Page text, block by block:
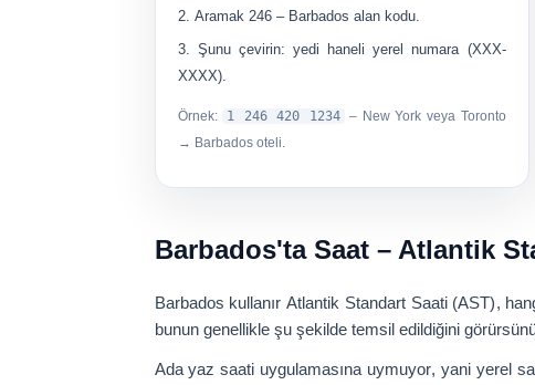
Aramak 246– Barbados alan kodu.
Şunu çevirin: yedi haneli yerel numara(XXX-
XXXX).
Örnek: 1 246 420 1234 – New York veya Toronto
→ Barbados oteli.
Barbados'ta Saat – Atlantik
Barbados kullanırAtlantik Standart Saati (AST),
bunun genellikle şu şekilde temsil edildiğini
Adayaz saati uygulamasına uymuyor, yani yerel